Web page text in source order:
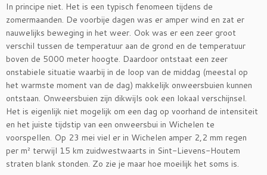
In principe niet. Het is een typisch fenomeen tijdens de
zomermaanden. De voorbije dagen was er amper wind en zat er
nauwelijks beweging in het weer. Ook was er een zeer groot
verschil tussen de temperatuur aan de grond en de temperatuur
boven de 5000 meter hoogte. Daardoor ontstaat een zeer
onstabiele situatie waarbij in de loop van de middag (meestal op
het warmste moment van de dag) makkelijk onweersbuien kunnen
ontstaan. Onweersbuien zijn dikwijls ook een lokaal verschijnsel.
Het is eigenlijk niet mogelijk om een dag op voorhand de intensiteit
en het juiste tijdstip van een onweersbui in Wichelen te
voorspellen. Op 23 mei viel er in Wichelen amper 2,2 mm regen
per m² terwijl 15 km zuidwestwaarts in Sint-Lievens-Houtem
straten blank stonden. Zo zie je maar hoe moeilijk het soms is.